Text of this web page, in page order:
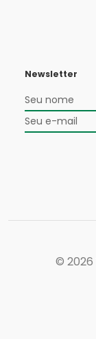
Newsletter
© 2026